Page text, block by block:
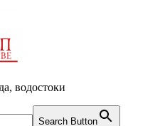
водостоки
Search Button